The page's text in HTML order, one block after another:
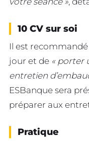
10 CV sur soi
Il est
jour et de « porter
entretien
ESBanque sera
préparer aux
Pratique